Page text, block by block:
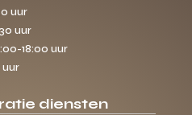
uur
uur
18:00 uur
uur
diensten